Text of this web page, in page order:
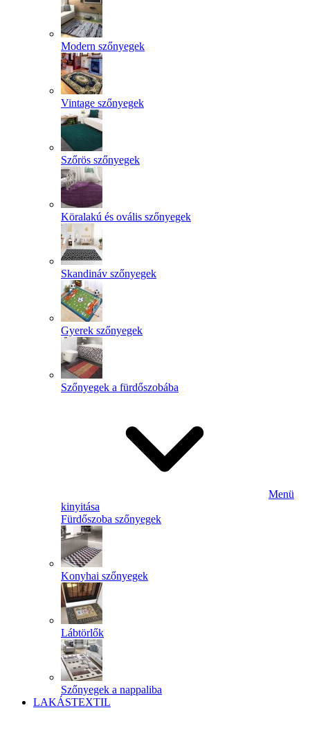
Modern szőnyegek
Vintage szőnyegek
Szőrös szőnyegek
Köralakú és ovális szőnyegek
Skandináv szőnyegek
Gyerek szőnyegek
Szőnyegek a fürdőszobába
Menü
kinyitása
Fürdőszoba szőnyegek
Konyhai szőnyegek
Lábtörlők
Szőnyegek a nappaliba
LAKÁSTEXTIL